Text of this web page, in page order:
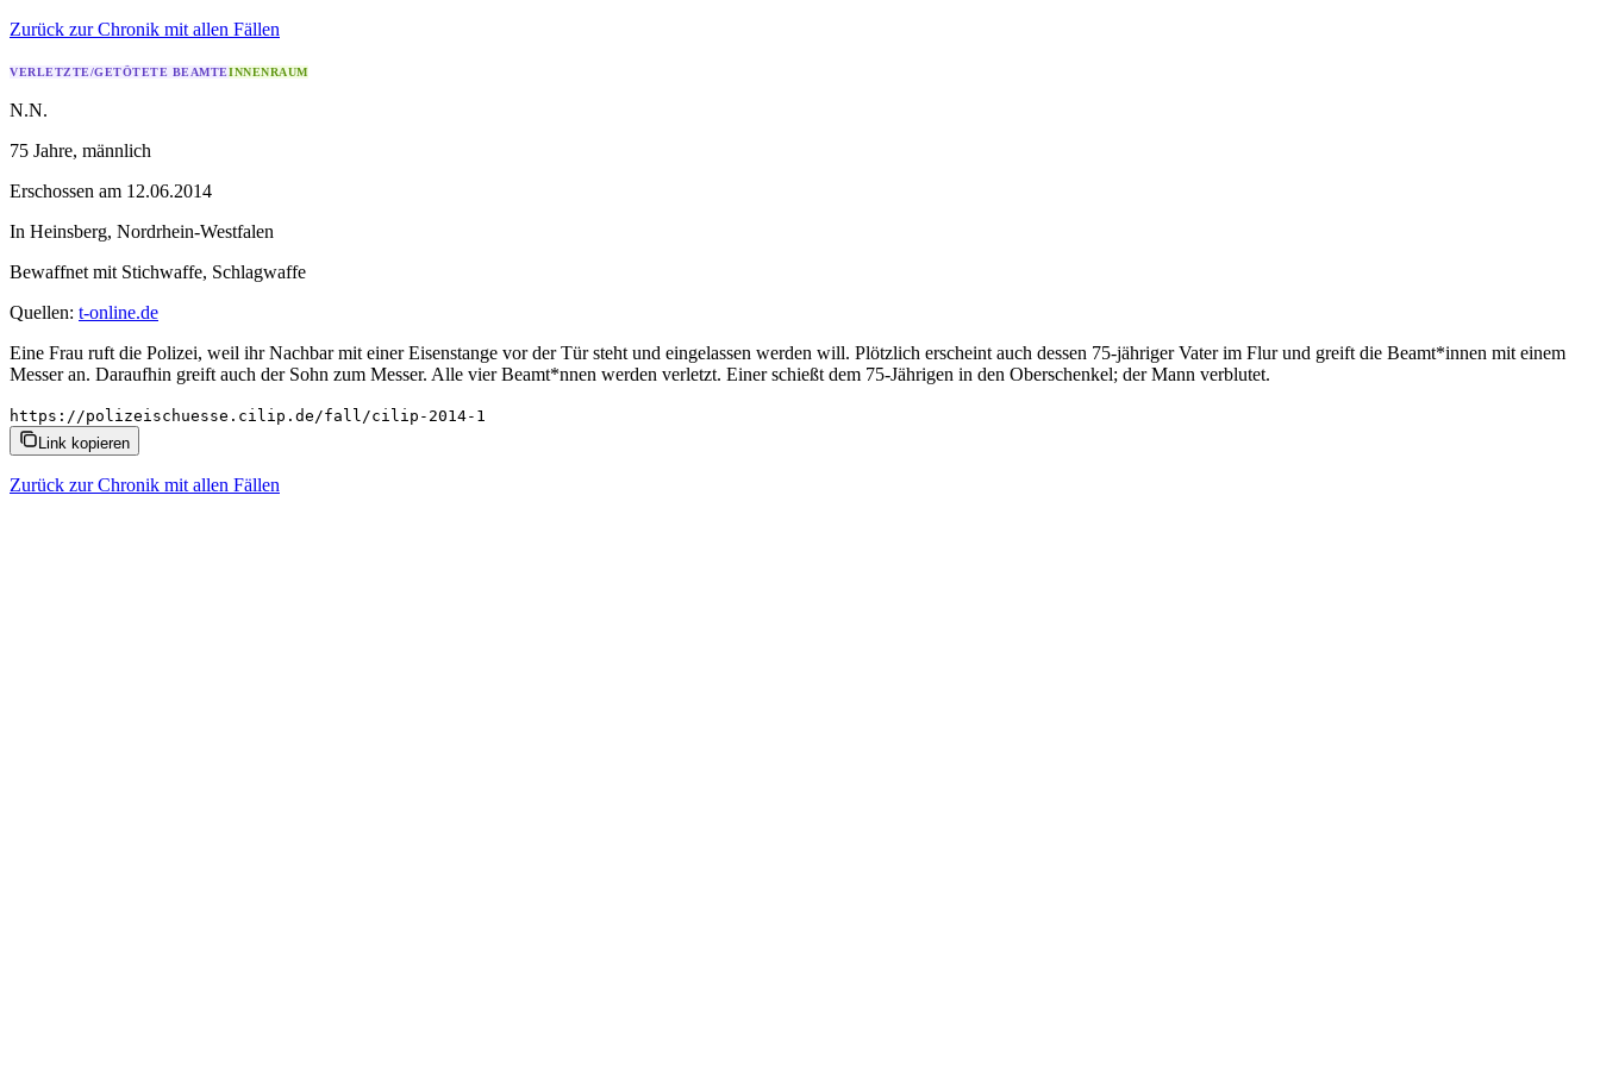
Zurück zur Chronik mit allen Fällen
VERLETZTE/GETÖTETE BEAMTEINNENRAUM
N.N.
75 Jahre, männlich
Erschossen am 12.06.2014
In Heinsberg, Nordrhein-Westfalen
Bewaffnet mit Stichwaffe, Schlagwaffe
Quellen: t-online.de
Eine Frau ruft die Polizei, weil ihr Nachbar mit einer Eisenstange vor der Tür steht und eingelassen werden will. Plötzlich erscheint auch dessen 75-jähriger Vater im Flur und greift die Beamt*innen mit einem
Messer an. Daraufhin greift auch der Sohn zum Messer. Alle vier Beamt*nnen werden verletzt. Einer schießt dem 75-Jährigen in den Oberschenkel; der Mann verblutet.
https://polizeischuesse.cilip.de/fall/cilip-2014-1
Link kopieren
Zurück zur Chronik mit allen Fällen